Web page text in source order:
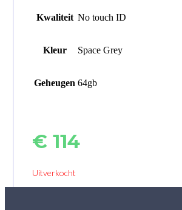
Kwaliteit No touch ID
Kleur Space Grey
Geheugen 64gb
€ 114
Uitverkocht